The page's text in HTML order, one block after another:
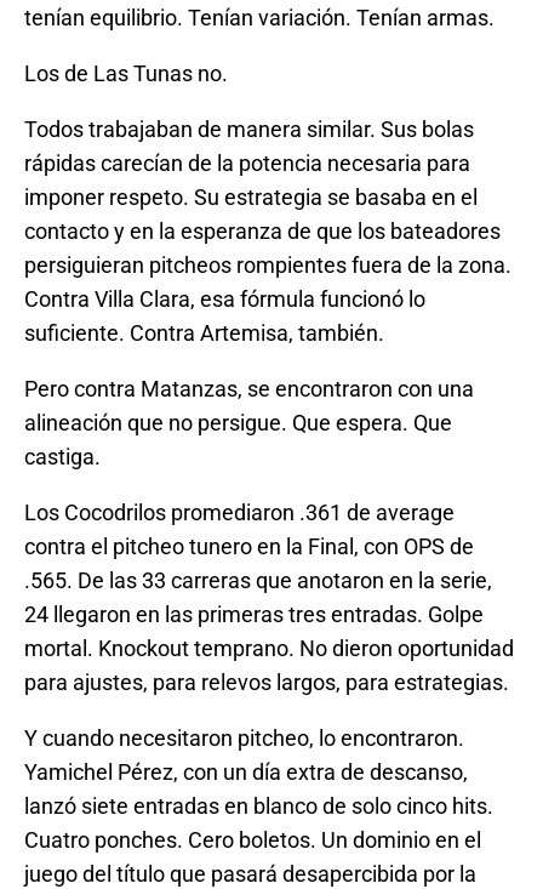
tenían equilibrio. Tenían variación. Tenían armas.
Los de Las Tunas no.
Todos trabajaban de manera similar. Sus bolas
rápidas carecían de la potencia necesaria para
imponer respeto. Su estrategia se basaba en el
contacto y en la esperanza de que los bateadores
persiguieran pitcheos rompientes fuera de la zona.
Contra Villa Clara, esa fórmula funcionó lo
suficiente. Contra Artemisa, también.
Pero contra Matanzas, se encontraron con una
alineación que no persigue. Que espera. Que
castiga.
Los Cocodrilos promediaron .361 de average
contra el pitcheo tunero en la Final, con OPS de
.565. De las 33 carreras que anotaron en la serie,
24 llegaron en las primeras tres entradas. Golpe
mortal. Knockout temprano. No dieron oportunidad
para ajustes, para relevos largos, para estrategias.
Y cuando necesitaron pitcheo, lo encontraron.
Yamichel Pérez, con un día extra de descanso,
lanzó siete entradas en blanco de solo cinco hits.
Cuatro ponches. Cero boletos. Un dominio en el
juego del título que pasará desapercibida por la